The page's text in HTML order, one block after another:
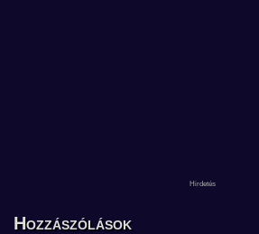
Hozzászólások